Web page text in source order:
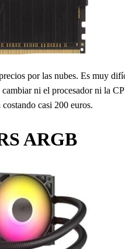
por las nubes. Es muy
ni el procesador ni la
casi 200 euros.
ARGB